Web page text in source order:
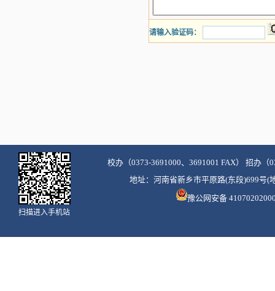
请输入验证码：
扫描进入手机站
校办（0373-3691000、3691001 FAX） 招办（
地址：河南省新乡市平原路(东段)699号(
豫公网安备